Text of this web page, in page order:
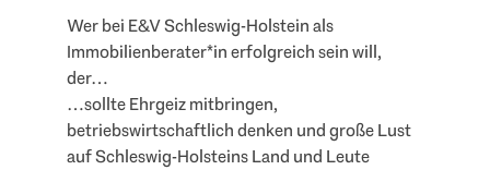
Wer bei E&V Schleswig-Holstein als
Immobilienberater*in erfolgreich sein will,
der…
…sollte Ehrgeiz mitbringen,
betriebswirtschaftlich denken und große Lust
auf Schleswig-Holsteins Land und Leute